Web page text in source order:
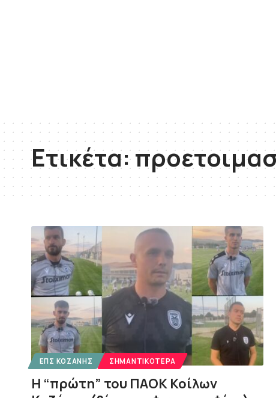
Ετικέτα:
ΕΠΣ ΚΟΖΆΝΗΣ ΣΗΜΑΝΤΙΚΌΤΕΡΑ
Η “πρώτη” του ΠΑΟΚ Κοίλων